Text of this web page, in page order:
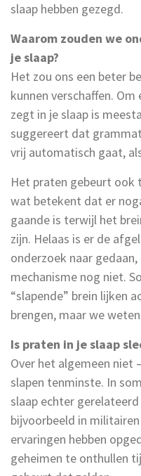
slaap hebben gezegd.
Waarom zouden we
je slaap?
Het zou ons een beter
kunnen verschaffen.
zegt in je slaap is
suggereert dat
vrij automatisch gaat,
Het praten gebeurt ook
wat betekent dat er
gaande is terwijl het
zijn. Helaas is er de
onderzoek naar
mechanisme nog niet.
“slapende” brein lijken
brengen, maar we
Is praten in je slaap
Over het algemeen niet
slapen tenminste. In
slaap echter
bijvoorbeeld in
ervaringen hebben
geheimen te onthullen